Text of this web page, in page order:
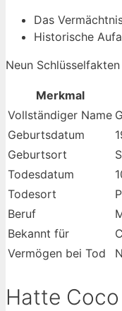
Das
Historische
Neun
Merkmal
Vollständiger Name
Geburtsdatum
Geburtsort
Todesdatum
Todesort
Beruf
Bekannt für
Vermögen bei Tod
Hatte